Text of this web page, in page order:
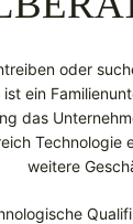
oder
ein
das
weitere